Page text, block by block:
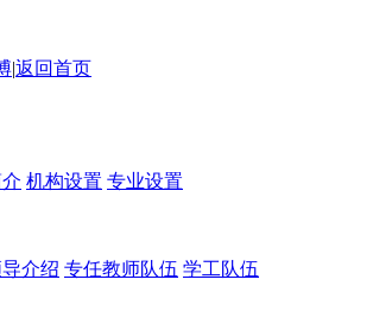
|返回首页
机构设置 专业设置
介绍 专任教师队伍 学工队伍